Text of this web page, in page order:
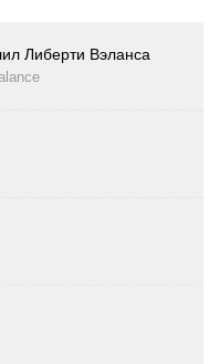
Либерти Вэланса